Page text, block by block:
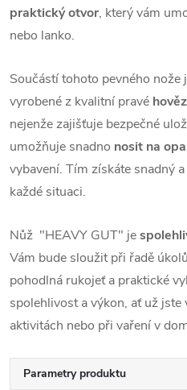
praktický otvor, který vám
nebo lanko.
Součástí tohoto pevného nože
vyrobené z kvalitní pravé
nejenže zajišťuje bezpečné
umožňuje snadno nosit na
vybavení. Tím získáte snadný
každé situaci.
Nůž "HEAVY GUT" je
Vám bude sloužit při řadě
pohodlná rukojeť a praktické
spolehlivost a výkon, ať už
aktivitách nebo při vaření v
Parametry produktu